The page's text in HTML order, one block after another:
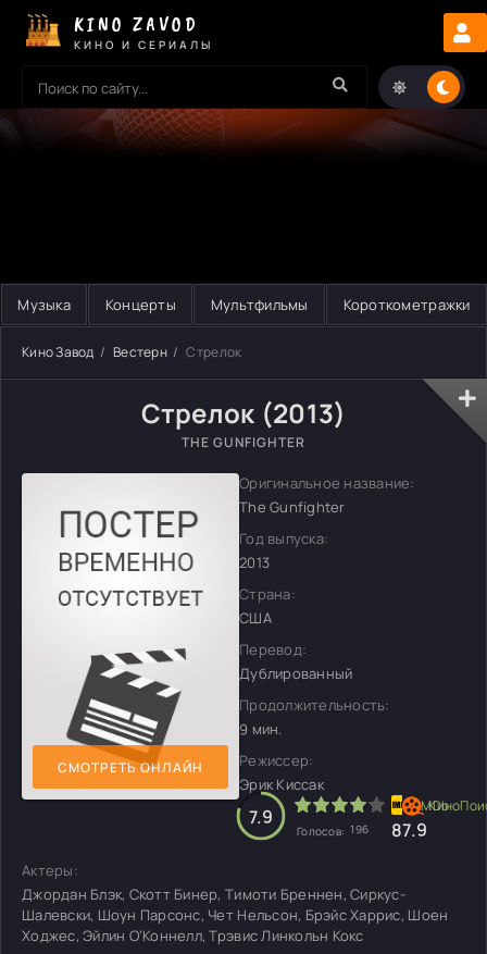
KINO ZAVOD
КИНО И СЕРИАЛЫ
Музыка Концерты Мультфильмы Короткометражки
Кино Завод Вестерн Стрелок
Стрелок (2013)
THE GUNFIGHTER
СМОТРЕТЬ ОНЛАЙН
Оригинальное название:
The Gunfighter
Год выпуска:
2013
Страна:
США
Перевод:
Дублированный
Продолжительность:
9 мин.
Режиссер:
Эрик Киссак
7.9
Голосов: 196 87.9
Актеры:
Джордан Блэк, Скотт Бинер, Тимоти Бреннен, Сиркус-
Шалевски, Шоун Парсонс, Чет Нельсон, Брэйс Харрис, Шоен
Ходжес, Эйлин О’Коннелл, Трэвис Линкольн Кокс